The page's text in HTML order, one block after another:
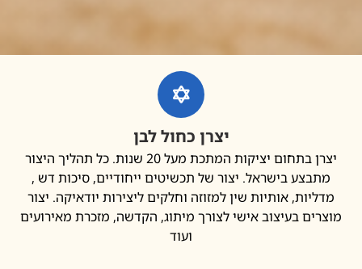
יצרן כחול לבן
יצרן בתחום יציקות המתכת מעל 20 שנות. כל תהליך היצור
בישראל. יצור של תכשיטים ייחודיים, סיכות דש ,
אותיות שין למזוזה וחלקים ליצירות יודאיקה. יצור
בעיצוב אישי לצורך מיתוג, הקדשה, מזכרת מאירועים